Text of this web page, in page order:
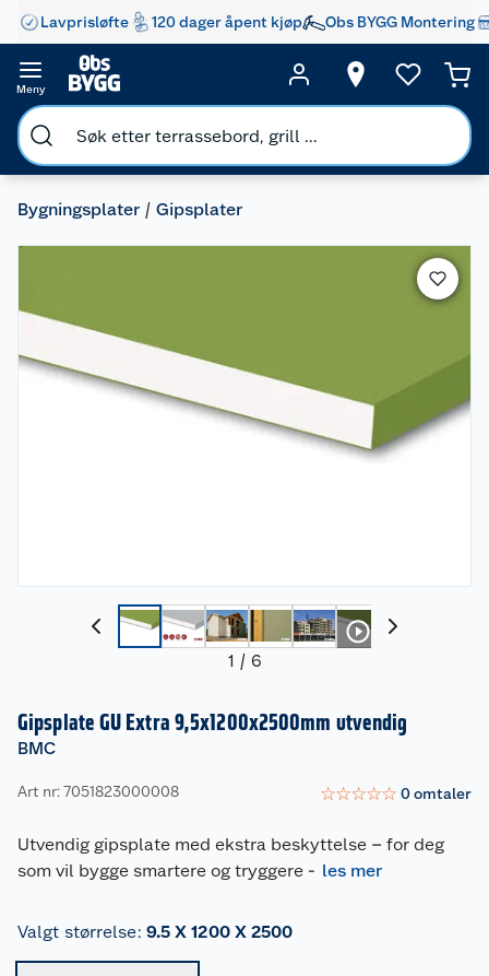
Lavprisløfte 120 dager åpent kjøp Obs BYGG Montering
Meny
Bygningsplater Gipsplater
1 / 6
Gipsplate GU Extra 9,5x1200x2500mm utvendig
BMC
Art nr: 7051823000008 ☆☆☆☆☆ 0omtaler
Utvendig gipsplate med ekstra beskyttelse – for deg
som vil bygge smartere og tryggere - les mer
Valgt størrelse: 9.5 X 1200 X 2500